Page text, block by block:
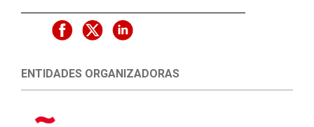
ENTIDADES ORGANIZADORAS